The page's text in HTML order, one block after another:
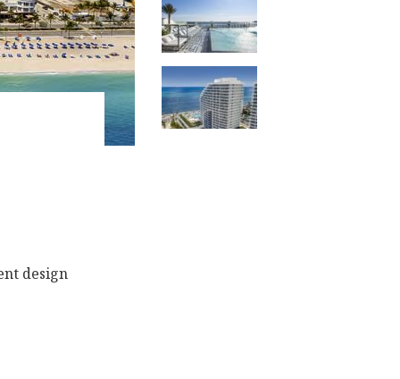
design